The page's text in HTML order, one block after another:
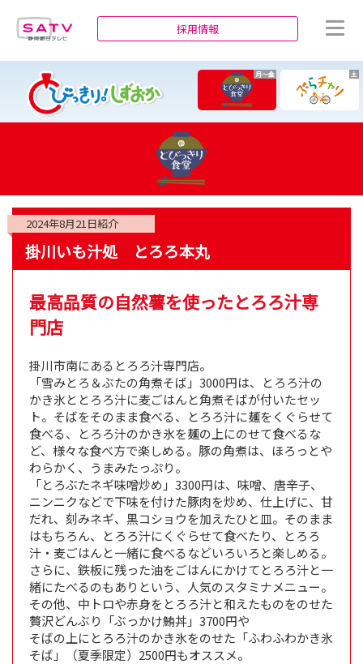
採用情報
月～金 土
2024年8月21日紹介
掛川いも汁処 とろろ本丸
最高品質の自然薯を使ったとろろ汁専
門店
掛川市南にあるとろろ汁専門店。
「雪みとろ＆ぶたの角煮そば」3000円は、とろろ汁の
かき氷ととろろ汁に麦ごはんと角煮そばが付いたセッ
ト。そばをそのまま食べる、とろろ汁に麺をくぐらせて
食べる、とろろ汁のかき氷を麺の上にのせて食べるな
ど、様々な食べ方で楽しめる。豚の角煮は、ほろっとや
わらかく、うまみたっぷり。
「とろぶたネギ味噌炒め」3300円は、味噌、唐辛子、
ニンニクなどで下味を付けた豚肉を炒め、仕上げに、甘
だれ、刻みネギ、黒コショウを加えたひと皿。そのまま
はもちろん、とろろ汁にくぐらせて食べたり、とろろ
汁・麦ごはんと一緒に食べるなどいろいろと楽しめる。
さらに、鉄板に残った油をごはんにかけてとろろ汁と一
緒にたべるのもありという、人気のスタミナメニュー。
その他、中トロや赤身をとろろ汁と和えたものをのせた
贅沢どんぶり「ぶっかけ鮪丼」3700円や
そばの上にとろろ汁のかき氷をのせた「ふわふわかき氷
そば」（夏季限定）2500円もオススメ。